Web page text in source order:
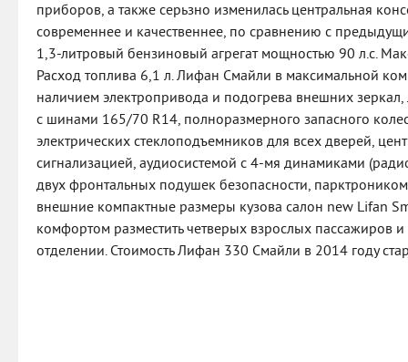
приборов, а также серьзно изменилась центральная
современнее и качественнее, по сравнению с
1,3-литровый бензиновый агрегат мощностью 90 л.с.
Расход топлива 6,1 л. Лифан Смайли в максимальной
наличием электропривода и подогрева внешних
с шинами 165/70 R14, полноразмерного запасного
электрических стеклоподъемников для всех дверей,
сигнализацией, аудиосистемой с 4-мя динамиками
двух фронтальных подушек безопасности,
внешние компактные размеры кузова салон new Lifan
комфортом разместить четверых взрослых пассажиров
отделении. Стоимость Лифан 330 Смайли в 2014 году